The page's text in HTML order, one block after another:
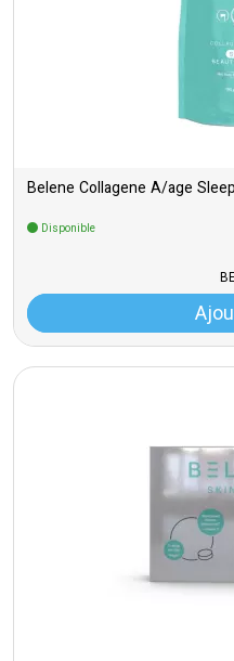
Belene Collagene A/age
Disponible